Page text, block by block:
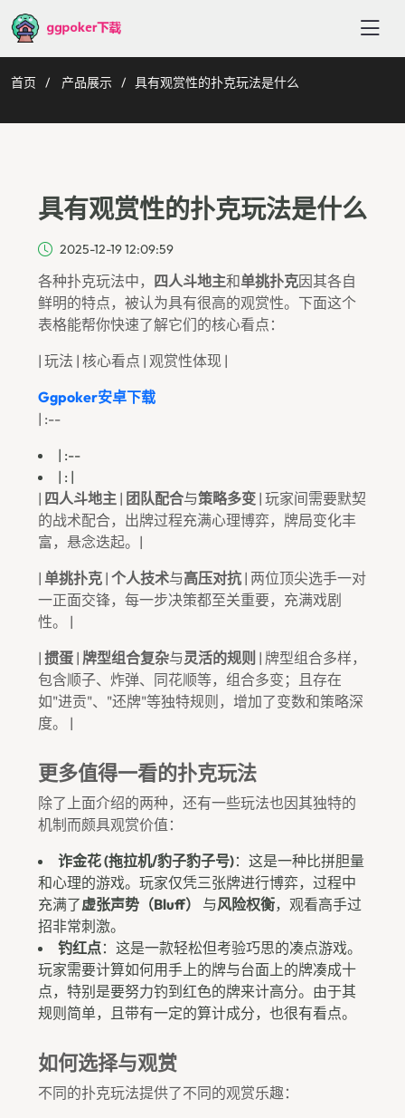
首页 产品展示 具有观赏性的扑克玩法是什么
具有观赏性的扑克玩法是什么
2025-12-19 12:09:59
各种扑克玩法中， 四人斗地主和单挑扑克因其各自
鲜明的特点，被认为具有很高的观赏性。下面这个
表格能帮你快速了解它们的核心看点：
| 玩法 | 核心看点 | 观赏性体现 |
Ggpoker安卓下载
| :--
| :--
| : |
| 四人斗地主 | 团队配合与策略多变 | 玩家间需要默契
的战术配合，出牌过程充满心理博弈，牌局变化丰
富，悬念迭起。|
| 单挑扑克 | 个人技术与高压对抗 | 两位顶尖选手一对
一正面交锋，每一步决策都至关重要，充满戏剧
性。 |
| 掼蛋 | 牌型组合复杂与灵活的规则 | 牌型组合多样，
包含顺子、炸弹、同花顺等，组合多变；且存在
如"进贡"、"还牌"等独特规则，增加了变数和策略深
度。 |
更多值得一看的扑克玩法
除了上面介绍的两种，还有一些玩法也因其独特的
机制而颇具观赏价值：
诈金花 (拖拉机/豹子豹子号)：这是一种比拼胆量
和心理的游戏。玩家仅凭三张牌进行博弈，过程中
充满了虚张声势（Bluff） 与风险权衡，观看高手过
招非常刺激。
钓红点：这是一款轻松但考验巧思的凑点游戏。
玩家需要计算如何用手上的牌与台面上的牌凑成十
点，特别是要努力钓到红色的牌来计高分。由于其
规则简单，且带有一定的算计成分，也很有看点。
如何选择与观赏
不同的扑克玩法提供了不同的观赏乐趣：